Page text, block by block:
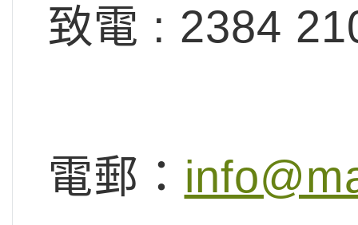
致電 : 2384
電郵：